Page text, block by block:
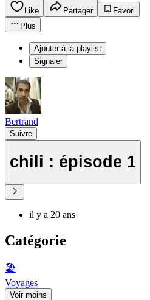
Like Partager
Favori
Plus
Ajouter à la playlist
Signaler
Bertrand
Suivre
chili : épisode 1
il y a 20 ans
Catégorie
🏖
Voyages
Voir moins